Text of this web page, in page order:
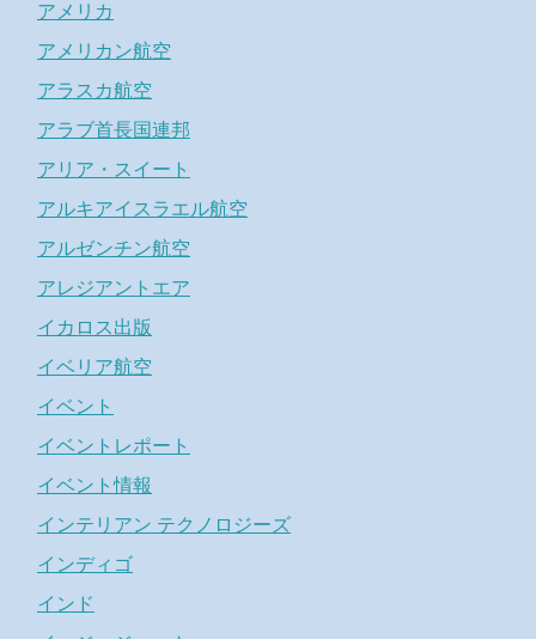
アメリカ
アメリカン航空
アラスカ航空
アラブ首長国連邦
アリア・スイート
アルキアイスラエル航空
アルゼンチン航空
アレジアントエア
イカロス出版
イベリア航空
イベント
イベントレポート
イベント情報
インテリアン テクノロジーズ
インディゴ
インド